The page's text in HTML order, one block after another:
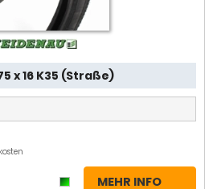
x 16 K35 (Straße)
MEHR INFO